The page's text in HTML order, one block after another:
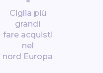
*
Ciglia più
grandi
fare acquisti
nel
nord Europa